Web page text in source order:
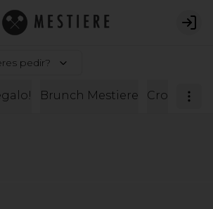
pedir?
Brunch Mestiere